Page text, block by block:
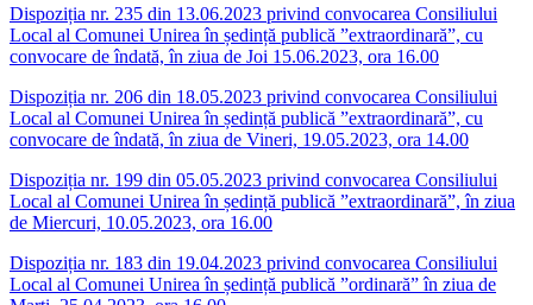
Dispoziția nr. 235 din 13.06.2023 privind convocarea Consiliului
Local al Comunei Unirea în ședință publică ”extraordinară”, cu
convocare de îndată, în ziua de Joi 15.06.2023, ora 16.00
Dispoziția nr. 206 din 18.05.2023 privind convocarea Consiliului
Local al Comunei Unirea în ședință publică ”extraordinară”, cu
convocare de îndată, în ziua de Vineri, 19.05.2023, ora 14.00
Dispoziția nr. 199 din 05.05.2023 privind convocarea Consiliului
Local al Comunei Unirea în ședință publică ”extraordinară”, în ziua
de Miercuri, 10.05.2023, ora 16.00
Dispoziția nr. 183 din 19.04.2023 privind convocarea Consiliului
Local al Comunei Unirea în ședință publică ”ordinară” în ziua de